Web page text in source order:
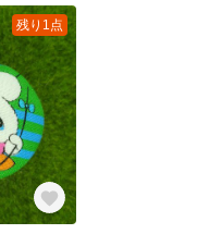
残り1点